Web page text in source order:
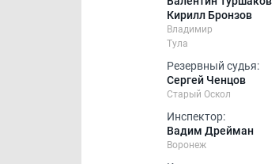
Кирилл Бронзов
Владимир
Тула
Резервный судья:
Сергей Ченцов
Старый Оскол
Инспектор:
Вадим Дрейман
Воронеж